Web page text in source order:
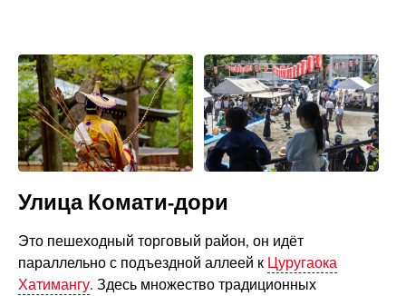
Улица Комати-дори
Это пешеходный торговый район, он идёт
параллельно с подъездной аллеей к Цуругаока
Хатимангу. Здесь множество традиционных